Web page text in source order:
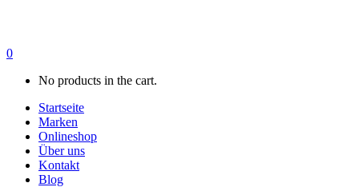
0
No products in the cart.
Startseite
Marken
Onlineshop
Über uns
Kontakt
Blog